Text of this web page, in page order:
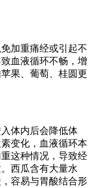
加重痛经或引起不
血液循环不畅，增
果、葡萄、桂圆更
体内后会降低体
变化，血液循环本
这种情况，导致经
西瓜含有大量水
容易与胃酸结合形